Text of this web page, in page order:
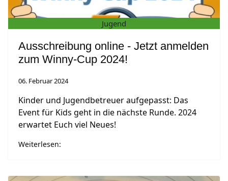
Jugend
Ausschreibung online - Jetzt anmelden
zum Winny-Cup 2024!
06. Februar 2024
Kinder und Jugendbetreuer aufgepasst: Das
Event für Kids geht in die nächste Runde. 2024
erwartet Euch viel Neues!
Weiterlesen: